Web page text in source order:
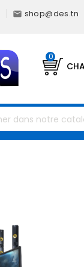
 shop@des.tn
0